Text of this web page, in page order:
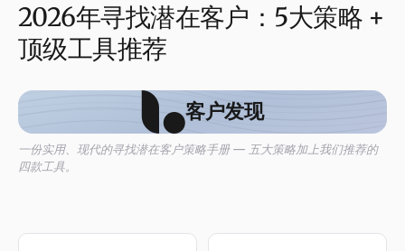
2026年寻找潜在客户：5大策略 +
顶级工具推荐
客户发现
一份实用、现代的寻找潜在客户策略手册 — 五大策略加上我们推荐的
四款工具。